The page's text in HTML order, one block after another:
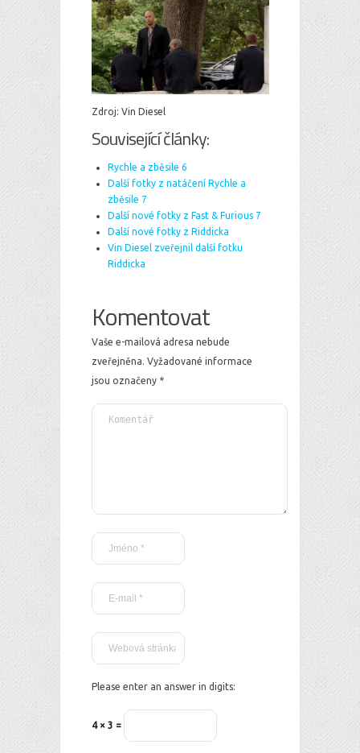
Zdroj: Vin Diesel
Související články:
Rychle a zběsile 6
Další fotky z natáčení Rychle a
zběsile 7
Další nové fotky z Fast & Furious 7
Další nové fotky z Riddicka
Vin Diesel zveřejnil další fotku
Riddicka
Komentovat
Vaše e-mailová adresa nebude
zveřejněna. Vyžadované informace
jsou označeny *
Please enter an answer in digits:
4 × 3 =